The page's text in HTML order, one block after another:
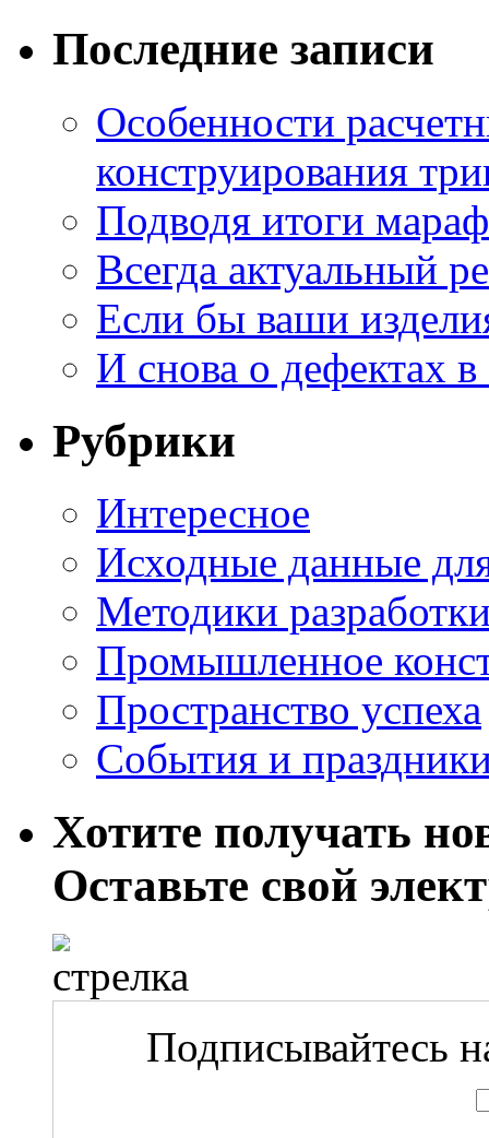
Последние записи
Особенности
конструирования
Подводя итоги
Всегда актуальный
Если бы ваши
И снова о дефектах
Рубрики
Интересное
Исходные данные
Методики
Промышленное
Пространство успеха
События и
Хотите получать
Оставьте свой
Подписывайтесь